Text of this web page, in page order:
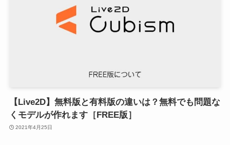
【Live2D】無料版と有料版の違いは？無料でも問題な
くモデルが作れます［FREE版］
2021年4月25日